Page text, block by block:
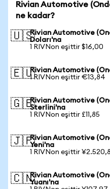
Rivian Automotive
ne kadar?
🇺🇸Rivian Automotive
Doları'na
1 RIVNon eşittir $16,00
🇪🇺Rivian Automotive
1 RIVNon eşittir €13,84
🇬🇧Rivian Automotive
Sterlini'na
1 RIVNon eşittir £11,85
🇯🇵Rivian Automotive
Yeni'na
1 RIVNon eşittir
🇨🇳Rivian Automotive
Yuanı'na